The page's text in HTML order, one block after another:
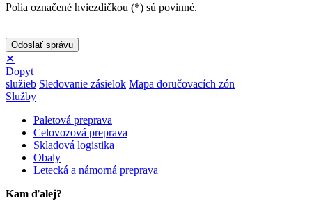
Polia označené hviezdičkou (*) sú povinné.
✕
Dopyt
služieb Sledovanie zásielok Mapa doručovacích zón
Služby
Paletová preprava
Celovozová preprava
Skladová logistika
Obaly
Letecká a námorná preprava
Kam ďalej?